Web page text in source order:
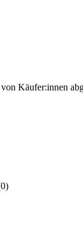
Käufer:innen